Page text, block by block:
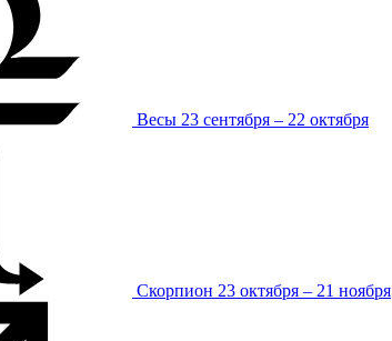
Весы 23 сентября – 22 октября
Скорпион 23 октября – 21 ноября